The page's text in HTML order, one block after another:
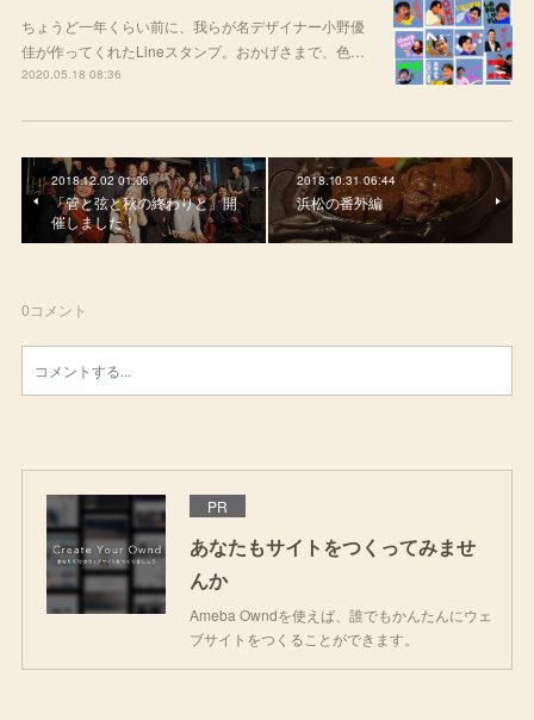
ちょうど一年くらい前に、我らが名デザイナー小野優
佳が作ってくれたLineスタンプ。おかげさまで、色…
2020.05.18 08:36
2018.12.02 01:06
「管と弦と秋の終わりと」開
催しました！
2018.10.31 06:44
浜松の番外編
0コメント
PR
あなたもサイトをつくってみませ
んか
Ameba Owndを使えば、誰でもかんたんにウェ
ブサイトをつくることができます。